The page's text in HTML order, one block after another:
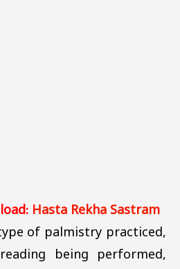
Hasta Rekha Sastram
of palmistry practiced,
being performed,